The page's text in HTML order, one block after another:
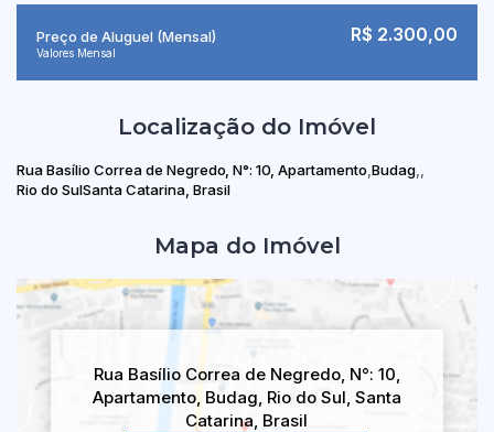
R$ 2.300,00
Preço de Aluguel (Mensal)
Valores Mensal
Localização do Imóvel
Rua Basílio Correa de Negredo N°: 10 Apartamento Budag
Rio do SulSanta Catarina, Brasil
Mapa do Imóvel
Rua Basílio Correa de Negredo, N°: 10,
Apartamento, Budag, Rio do Sul, Santa
Catarina, Brasil